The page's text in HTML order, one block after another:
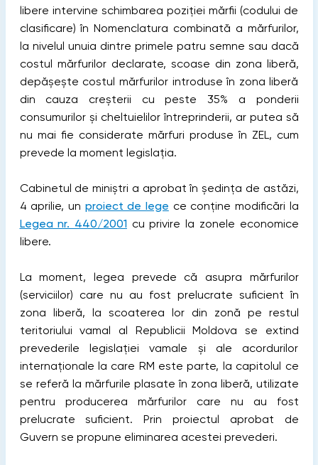
libere intervine schimbarea poziţiei mărfii (codului de
clasificare) în Nomenclatura combinată a mărfurilor,
la nivelul unuia dintre primele patru semne sau dacă
costul mărfurilor declarate, scoase din zona liberă,
depăşeşte costul mărfurilor introduse în zona liberă
din cauza creşterii cu peste 35% a ponderii
consumurilor şi cheltuielilor întreprinderii, ar putea să
nu mai fie considerate mărfuri produse în ZEL, cum
prevede la moment legislația.
Cabinetul de miniștri a aprobat în ședința de astăzi,
4 aprilie, un proiect de lege ce conține modificări la
Legea nr. 440/2001cu privire la zonele economice
libere.
La moment, legea prevede că asupra mărfurilor
(serviciilor) care nu au fost prelucrate suficient în
zona liberă, la scoaterea lor din zonă pe restul
teritoriului vamal al Republicii Moldova se extind
prevederile legislaţiei vamale și ale acordurilor
internaționale la care RM este parte, la capitolul ce
se referă la mărfurile plasate în zona liberă, utilizate
pentru producerea mărfurilor care nu au fost
prelucrate suficient. Prin proiectul aprobat de
Guvern se propune eliminarea acestei prevederi.